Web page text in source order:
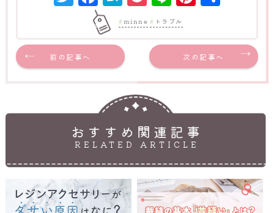
minne トラブル
前の記事へ 次の記事へ
おすすめ関連記事
RELATED ARTICLE